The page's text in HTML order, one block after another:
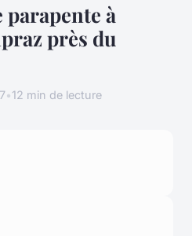
à
près du
•12 min de lecture